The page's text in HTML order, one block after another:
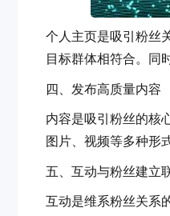
个人主页是吸引粉丝关注
目标群体相符合。同时
四、发布高质量内容
内容是吸引粉丝的核心
图片、视频等多种形
五、互动与粉丝建立
互动是维系粉丝关系的